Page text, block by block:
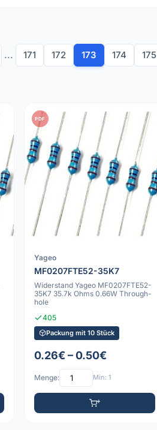
... 171 172 173 174 175
PDF
Yageo
MF0207FTE52-35K7
Widerstand Yageo MF0207FTE52-
35K7 35.7k Ohms 0.66W Through-
hole
405
Packung mit 10 Stück
0.26€ – 0.50€
Menge: Min: 1